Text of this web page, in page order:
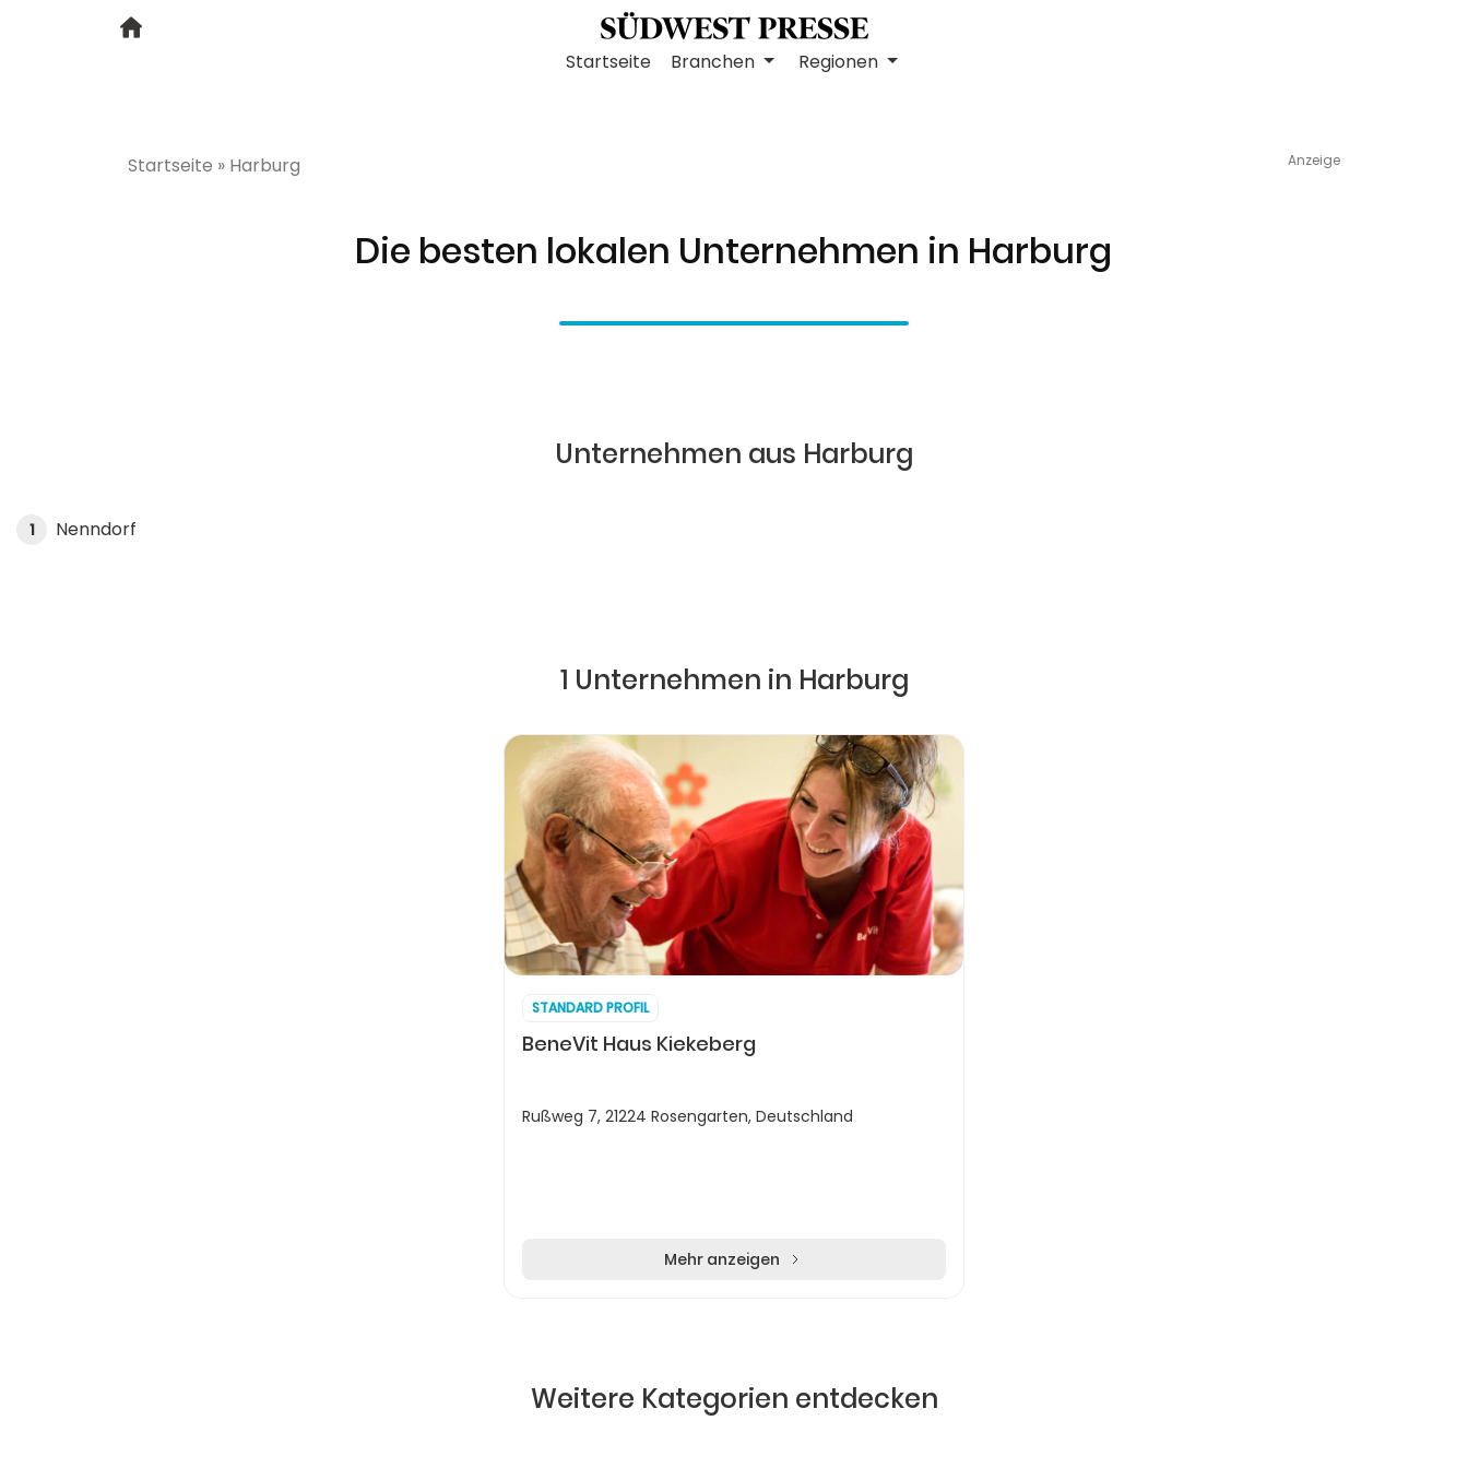
Startseite Branchen Regionen
Startseite » Harburg Anzeige
Die besten lokalen Unternehmen in Harburg
Unternehmen aus Harburg
1 Nenndorf
1 Unternehmen in Harburg
STANDARD PROFIL
BeneVit Haus Kiekeberg
Rußweg 7, 21224 Rosengarten, Deutschland
Mehr anzeigen
Weitere Kategorien entdecken